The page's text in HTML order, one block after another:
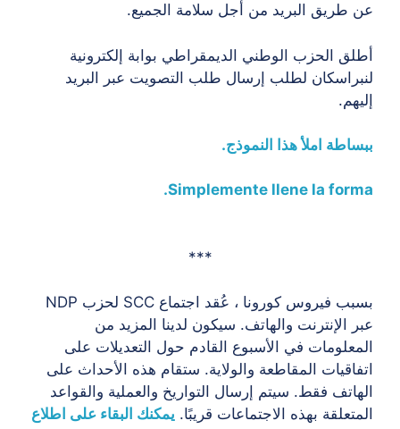
عن طريق البريد من أجل سلامة الجميع.
أطلق الحزب الوطني الديمقراطي بوابة إلكترونية
لنبراسكان لطلب إرسال طلب التصويت عبر البريد
إليهم.
ببساطة املأ هذا النموذج.
Simplemente llene la forma
.
***
بسبب فيروس كورونا ، عُقد اجتماع SCC لحزب NDP
عبر الإنترنت والهاتف. سيكون لدينا المزيد من
المعلومات في الأسبوع القادم حول التعديلات على
اتفاقيات المقاطعة والولاية. ستقام هذه الأحداث على
الهاتف فقط. سيتم إرسال التواريخ والعملية والقواعد
المتعلقة بهذه الاجتماعات قريبًا. يمكنك البقاء على اطلاع